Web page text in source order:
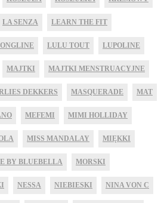
LA SENZA LEARN THE FIT
LULU TOUT LUPOLINE
MAJTKI MAJTKI MENSTRUACYJNE
DEKKERS MASQUERADE MAT
MEFEMI MIMI HOLLIDAY
MISS MANDALAY MIĘKKI
BY BLUEBELLA MORSKI
NESSA NIEBIESKI NINA VON C